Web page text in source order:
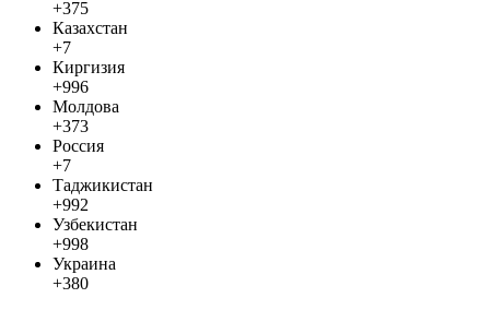
+375
Казахстан
+7
Киргизия
+996
Молдова
+373
Россия
+7
Таджикистан
+992
Узбекистан
+998
Украина
+380